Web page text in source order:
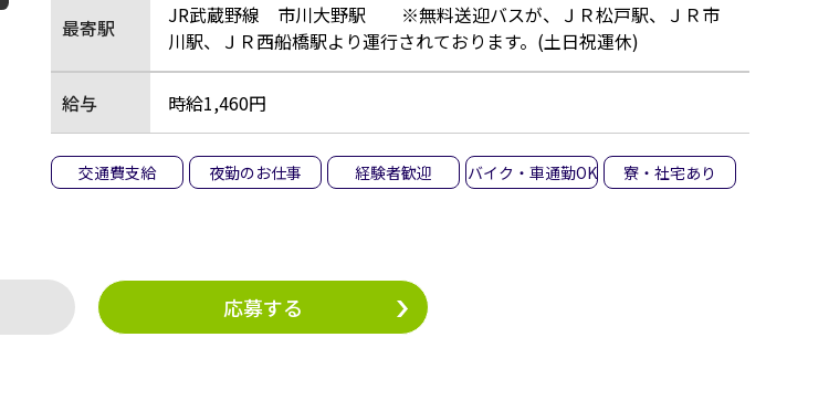
最寄駅
JR武蔵野線 市川大野駅 ※無料送迎バスが、ＪＲ松戸駅、ＪＲ市
川駅、ＪＲ西船橋駅より運行されております。(土日祝運休)
給与 時給1,460円
交通費支給 夜勤のお仕事 経験者歓迎 バイク・車通勤OK 寮・社宅あり
応募する